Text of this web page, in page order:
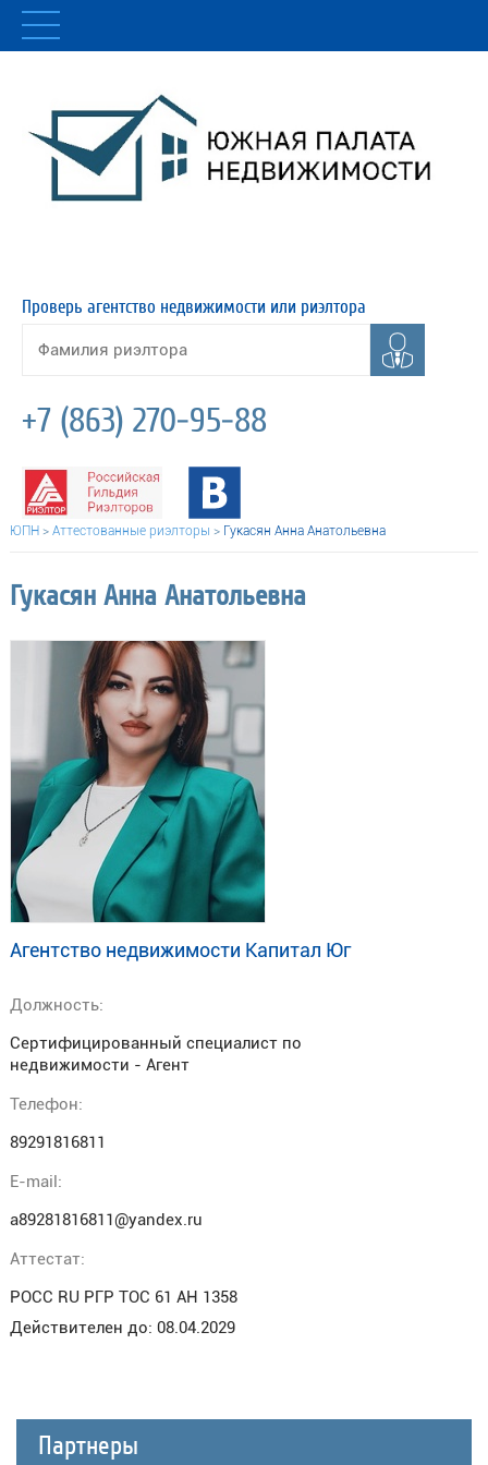
Проверь агентство недвижимости или риэлтора
+7 (863) 270-95-88
ЮПН > Аттестованные риэлторы > Гукасян Анна Анатольевна
Гукасян Анна Анатольевна
Агентство недвижимости Капитал Юг
Должность:
Сертифицированный специалист по
недвижимости - Агент
Телефон:
89291816811
E-mail:
a89281816811@yandex.ru
Аттестат:
РОСС RU РГР ТОС 61 АН 1358
Действителен до: 08.04.2029
Партнеры